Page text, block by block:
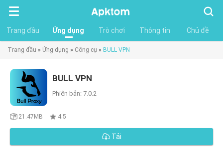
Tìm
kiếm
Trang đầu
Ứng dụng Trò chơi Thông tin Chủ đề
Trang đầu » Ứng dụng » Công cụ » BULL VPN
BULL VPN
Phiên bản: 7.0.2
21.47MB 4.5
Tải